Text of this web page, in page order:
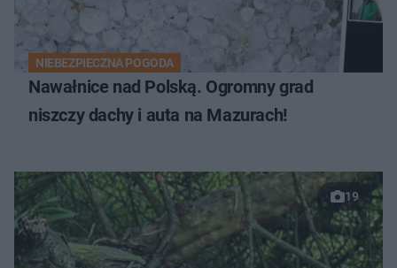
NIEBEZPIECZNA POGODA
Nawałnice nad Polską. Ogromny grad
niszczy dachy i auta na Mazurach!
19